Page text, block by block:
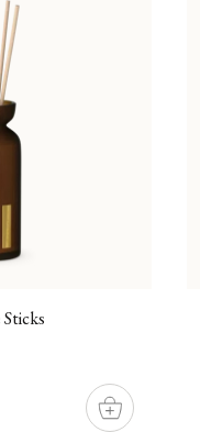
DO
KOŠÍKU